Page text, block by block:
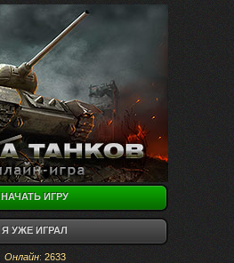
НАЧАТЬ ИГРУ
Я УЖЕ ИГРАЛ
Онлайн: 2633